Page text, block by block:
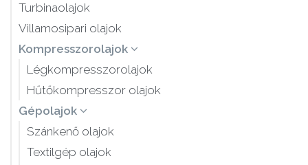
Turbinaolajok
Villamosipari olajok
Kompresszorolajok
Légkompresszorolajok
Hűtőkompresszor olajok
Gépolajok
Szánkenő olajok
Textilgép olajok